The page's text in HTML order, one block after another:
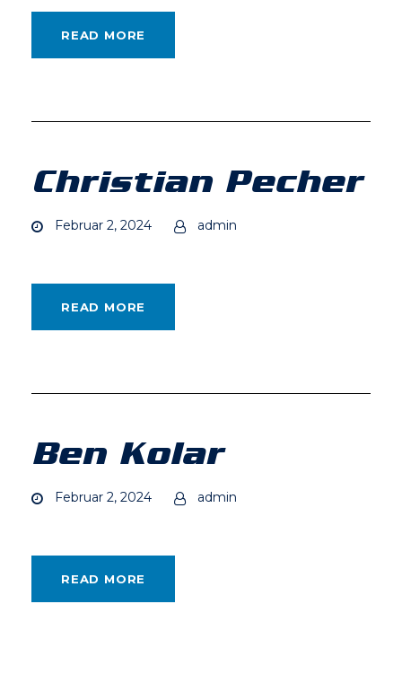
READ MORE
Christian Pecher
Februar 2, 2024 admin
READ MORE
Ben Kolar
Februar 2, 2024 admin
READ MORE